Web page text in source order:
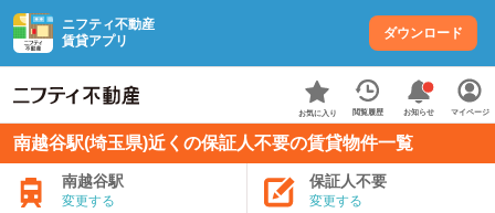
ニフティ不動産
賃貸アプリ
ダウンロード
お気に入り 閲覧履歴 お知らせ マイページ
南越谷駅(埼玉県)近くの保証人不要の賃貸物件一覧
南越谷駅
変更する
保証人不要
変更する